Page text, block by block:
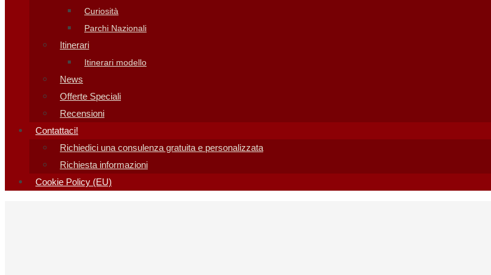
Curiosità
Parchi Nazionali
Itinerari
Itinerari modello
News
Offerte Speciali
Recensioni
Contattaci!
Richiedici una consulenza gratuita e personalizzata
Richiesta informazioni
Cookie Policy (EU)